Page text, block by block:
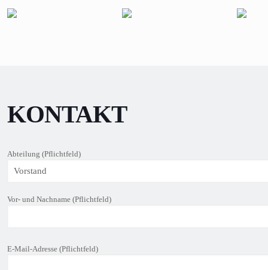
KONTAKT
Abteilung (Pflichtfeld)
Vor- und Nachname (Pflichtfeld)
i
E-Mail-Adresse (Pflichtfeld)